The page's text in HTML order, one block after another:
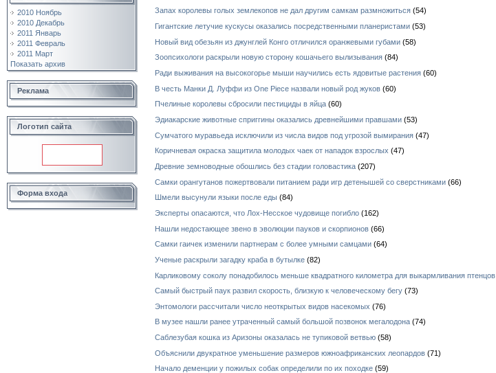
2010 Ноябрь
2010 Декабрь
2011 Январь
2011 Февраль
2011 Март
Показать архив
Реклама
Логотип сайта
Форма входа
Запах королевы голых землекопов не дал другим самкам размножиться (54)
Гигантские летучие кускусы оказались посредственными планеристами (53)
Новый вид обезьян из джунглей Конго отличился оранжевыми губами (58)
Зоопсихологи раскрыли новую сторону кошачьего вылизывания (84)
Ради выживания на высокогорье мыши научились есть ядовитые растения (60)
В честь Манки Д. Луффи из One Piece назвали новый род жуков (60)
Пчелиные королевы сбросили пестициды в яйца (60)
Эдиакарские животные сприггины оказались древнейшими правшами (53)
Сумчатого муравьеда исключили из числа видов под угрозой вымирания (47)
Коричневая окраска защитила молодых чаек от нападок взрослых (47)
Древние земноводные обошлись без стадии головастика (207)
Самки орангутанов пожертвовали питанием ради игр детенышей со сверстниками (66)
Шмели высунули языки после еды (84)
Эксперты опасаются, что Лох-Несское чудовище погибло (162)
Нашли недостающее звено в эволюции пауков и скорпионов (66)
Самки гаичек изменили партнерам с более умными самцами (64)
Ученые раскрыли загадку краба в бутылке (82)
Карликовому соколу понадобилось меньше квадратного километра для выкармливания птенцов
Самый быстрый паук развил скорость, близкую к человеческому бегу (73)
Энтомологи рассчитали число неоткрытых видов насекомых (76)
В музее нашли ранее утраченный самый большой позвонок мегалодона (74)
Саблезубая кошка из Аризоны оказалась не тупиковой ветвью (58)
Объяснили двукратное уменьшение размеров южноафриканских леопардов (71)
Начало деменции у пожилых собак определили по их походке (59)